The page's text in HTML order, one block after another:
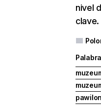
nivel
clave.